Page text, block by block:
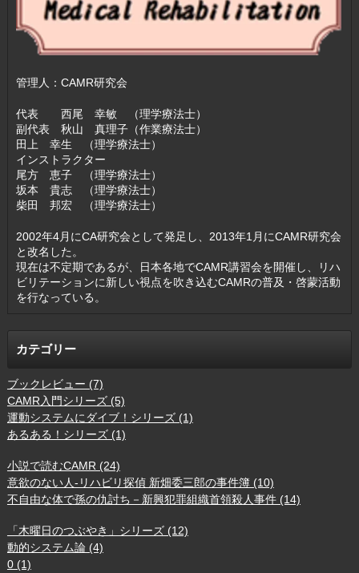
管理人：CAMR研究会
代表 西尾 幸敏 （理学療法士）
副代表 秋山 真理子（作業療法士）
田上 幸生 （理学療法士）
インストラクター
尾方 恵子 （理学療法士）
坂本 貴志 （理学療法士）
柴田 邦宏 （理学療法士）
2002年4月にCA研究会として発足し、2013年1月にCAMR研究会
と改名した。
現在は不定期であるが、日本各地でCAMR講習会を開催し、リハ
ビリテーションに新しい視点を吹き込むCAMRの普及・啓蒙活動
を行なっている。
カテゴリー
ブックレビュー (7)
CAMR入門シリーズ (5)
運動システムにダイブ！シリーズ (1)
あるある！シリーズ (1)
小説で読むCAMR (24)
意欲のない人-リハビリ探偵 新畑委三郎の事件簿 (10)
不自由な体で孫の仇討ち－新興犯罪組織首領殺人事件 (14)
「木曜日のつぶやき」シリーズ (12)
動的システム論 (4)
0 (1)